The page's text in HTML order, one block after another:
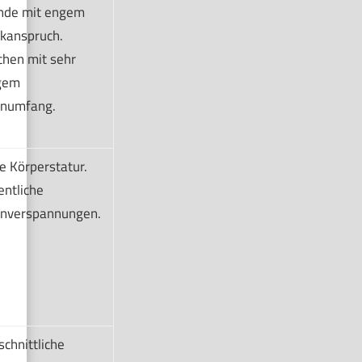
mit engem
mit sehr
Körperstatur.